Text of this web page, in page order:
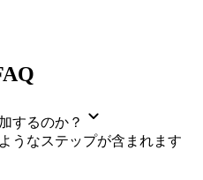
するのか？
うなステップが含まれます